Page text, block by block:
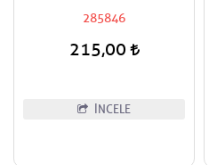
- 400 - 500 Sübap Tırnağı /
285846
215,00
İNCELE